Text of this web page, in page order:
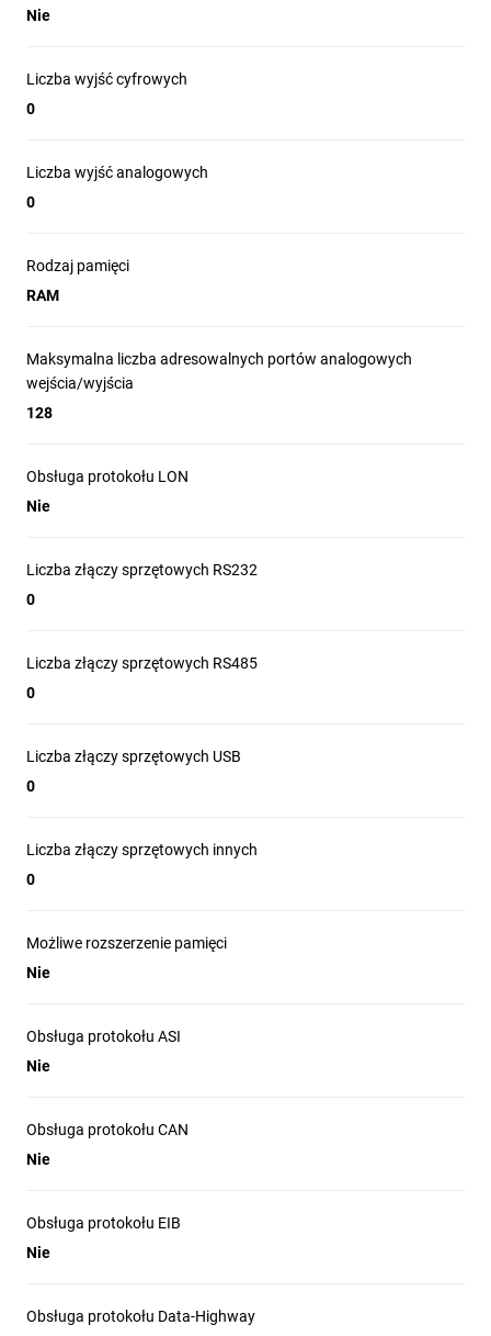
Nie
Liczba wyjść cyfrowych
0
Liczba wyjść analogowych
0
Rodzaj pamięci
RAM
Maksymalna liczba adresowalnych portów analogowych
wejścia/wyjścia
128
Obsługa protokołu LON
Nie
Liczba złączy sprzętowych RS232
0
Liczba złączy sprzętowych RS485
0
Liczba złączy sprzętowych USB
0
Liczba złączy sprzętowych innych
0
Możliwe rozszerzenie pamięci
Nie
Obsługa protokołu ASI
Nie
Obsługa protokołu CAN
Nie
Obsługa protokołu EIB
Nie
Obsługa protokołu Data-Highway